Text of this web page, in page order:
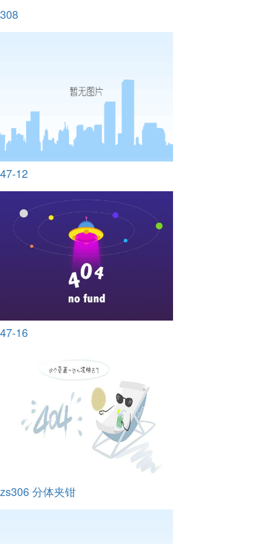
308
47-12
47-16
zs306 分体夹钳